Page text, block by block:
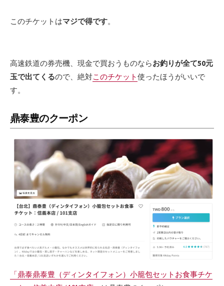
このチケットはマジで得です。
高速鉄道の券売機、現金で買おうものならお釣りが全て50元
玉で出てくるので、絶対このチケット使ったほうがいいで
す。
鼎泰豊のクーポン
「鼎泰鼎泰豊（ディンタイフォン）小籠包セットお食事チケ